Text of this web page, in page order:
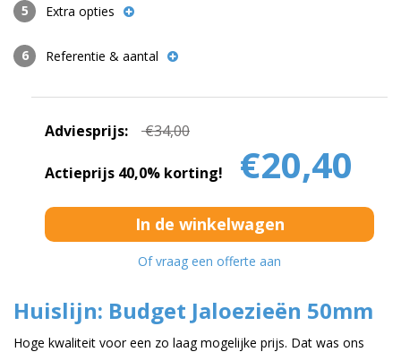
Extra opties
Referentie & aantal
Adviesprijs: €34,00
Actieprijs 40,0% korting! €20,40
Of vraag een offerte aan
Huislijn: Budget Jaloezieën 50mm
Hoge kwaliteit voor een zo laag mogelijke prijs. Dat was ons